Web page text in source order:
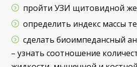
пройти УЗИ щитовидной
определить индекс массы
сделать биоимпедансный
– узнать соотношение